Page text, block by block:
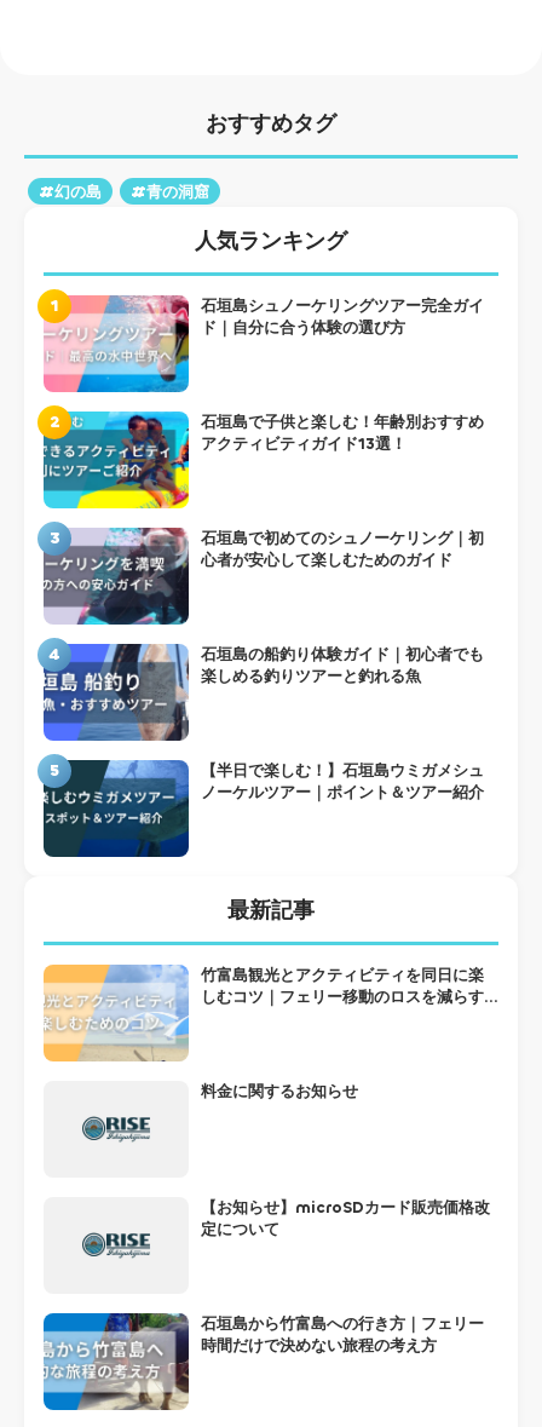
おすすめタグ
#幻の島 #青の洞窟
人気ランキング
1
石垣島シュノーケリングツアー完全ガイ
ド｜自分に合う体験の選び方
2
石垣島で子供と楽しむ！年齢別おすすめ
アクティビティガイド13選！
3
石垣島で初めてのシュノーケリング｜初
心者が安心して楽しむためのガイド
4
石垣島の船釣り体験ガイド｜初心者でも
楽しめる釣りツアーと釣れる魚
5
【半日で楽しむ！】石垣島ウミガメシュ
ノーケルツアー｜ポイント＆ツアー紹介
最新記事
竹富島観光とアクティビティを同日に楽
しむコツ｜フェリー移動のロスを減らす
料金に関するお知らせ
【お知らせ】microSDカード販売価格改
定について
石垣島から竹富島への行き方｜フェリー
時間だけで決めない旅程の考え方